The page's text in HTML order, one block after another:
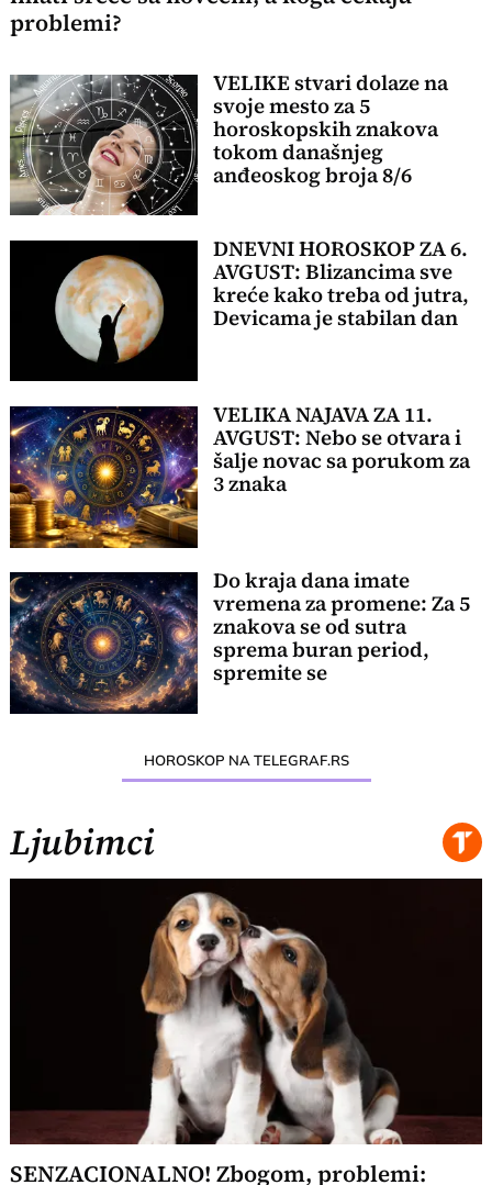
problemi?
VELIKE stvari dolaze na
svoje mesto za 5
horoskopskih znakova
tokom današnjeg
anđeoskog broja 8/6
DNEVNI HOROSKOP ZA 6.
AVGUST: Blizancima sve
kreće kako treba od jutra,
Devicama je stabilan dan
VELIKA NAJAVA ZA 11.
AVGUST: Nebo se otvara i
šalje novac sa porukom za
3 znaka
Do kraja dana imate
vremena za promene: Za 5
znakova se od sutra
sprema buran period,
spremite se
HOROSKOP NA TELEGRAF.RS
Ljubimci
SENZACIONALNO! Zbogom, problemi: